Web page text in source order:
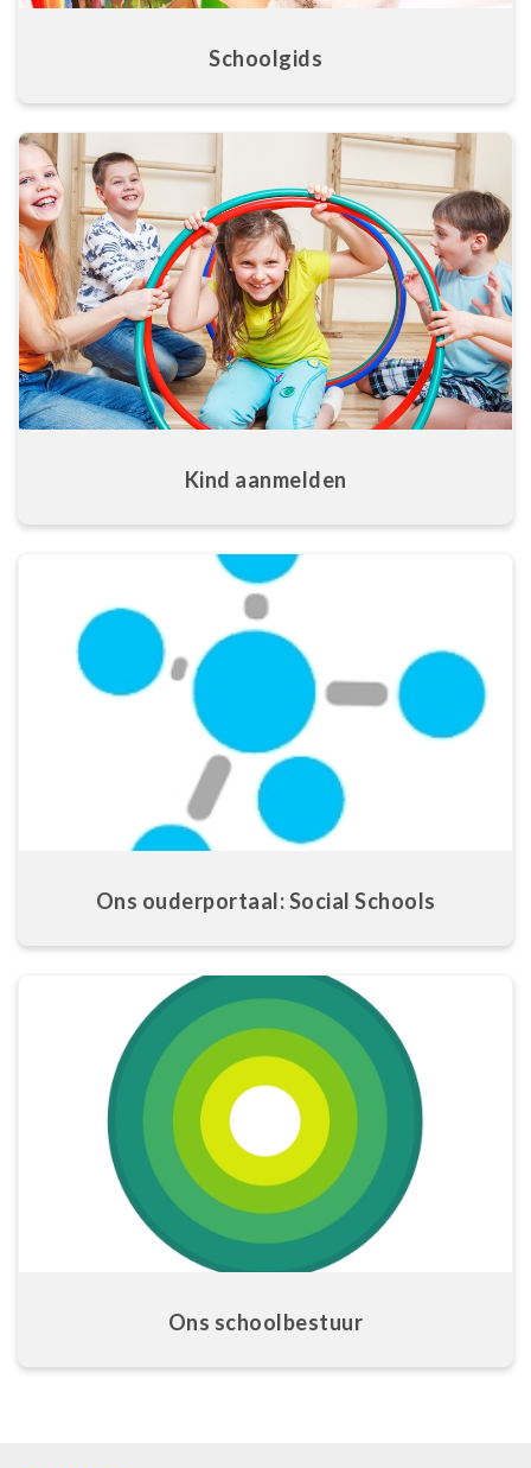
Schoolgids
Kind aanmelden
Ons ouderportaal: Social Schools
Ons schoolbestuur